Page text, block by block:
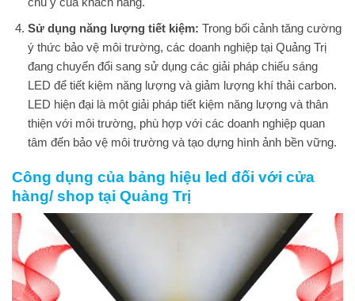
Sử dụng năng lượng tiết kiệm: Trong bối cảnh tăng cường
ý thức bảo vệ môi trường, các doanh nghiệp tại Quảng Trị
đang chuyển đổi sang sử dụng các giải pháp chiếu sáng
LED để tiết kiệm năng lượng và giảm lượng khí thải carbon.
LED hiện đại là một giải pháp tiết kiệm năng lượng và thân
thiện với môi trường, phù hợp với các doanh nghiệp quan
tâm đến bảo vệ môi trường và tạo dựng hình ảnh bền vững.
Công dụng của bảng hiệu led đối với cửa
hàng/ shop tại Quảng Trị